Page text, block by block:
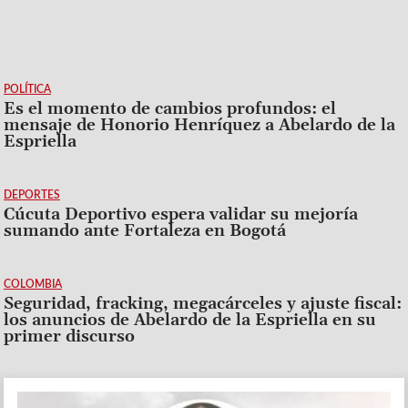
POLÍTICA
Es el momento de cambios profundos: el
mensaje de Honorio Henríquez a Abelardo de la
Espriella
DEPORTES
Cúcuta Deportivo espera validar su mejoría
sumando ante Fortaleza en Bogotá
COLOMBIA
Seguridad, fracking, megacárceles y ajuste fiscal:
los anuncios de Abelardo de la Espriella en su
primer discurso